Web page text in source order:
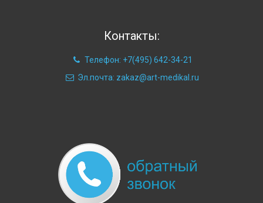
Контакты:
Телефон: +7(495) 642-34-21
Эл.почта: zakaz@art-medikal.ru